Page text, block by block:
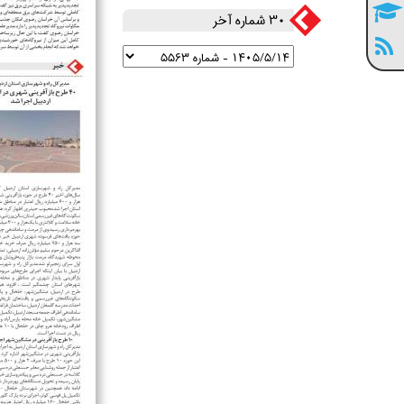
30 شماره آخر